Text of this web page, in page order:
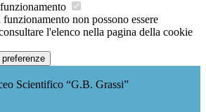
non possono essere
l'elenco nella pagina della cookie
Scientifico “G.B. Grassi”